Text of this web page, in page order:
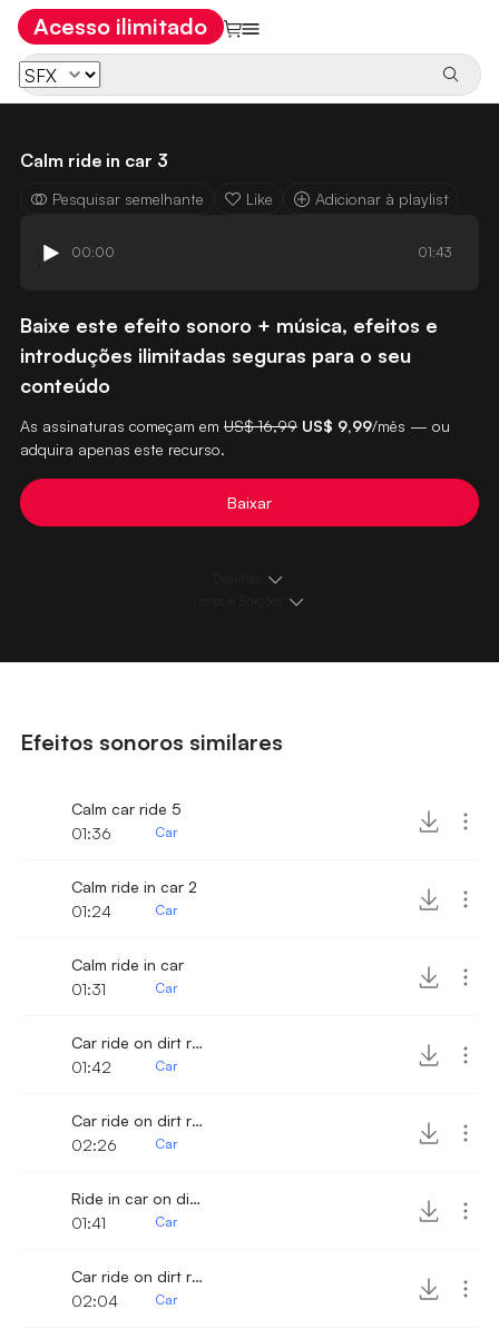
Acesso ilimitado
Calm ride in car 3
Pesquisar semelhante Like Adicionar à playlist
00:00 01:43
Baixe este efeito sonoro + música, efeitos e
introduções ilimitadas seguras para o seu
conteúdo
As assinaturas começam em US$ 16,99 US$ 9,99/mês — ou
adquira apenas este recurso.
Baixar
Efeitos sonoros similares
Calm car ride 5
01:36
Car
Calm ride in car 2
01:24
Car
Calm ride in car
01:31
Car
Car ride on dirt road
01:42
Car
Car ride on dirt road 3
02:26
Car
Ride in car on dirt road
01:41
Car
Car ride on dirt road 4
02:04
Car